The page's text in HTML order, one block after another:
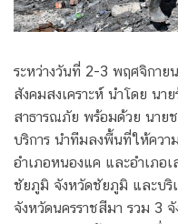
ระหว่างวันที่ 2-3 พฤศจิกาย
สังคมสงเคราะห์ นำโดย น
สาธารณภัย พร้อมด้วย นาย
บริการ นำทีมลงพื้นที่ให้คว
อำเภอหนองแค และอำเภอ
ชัยภูมิ จังหวัดชัยภูมิ และบริ
จังหวัดนครราชสีมา รวม 3